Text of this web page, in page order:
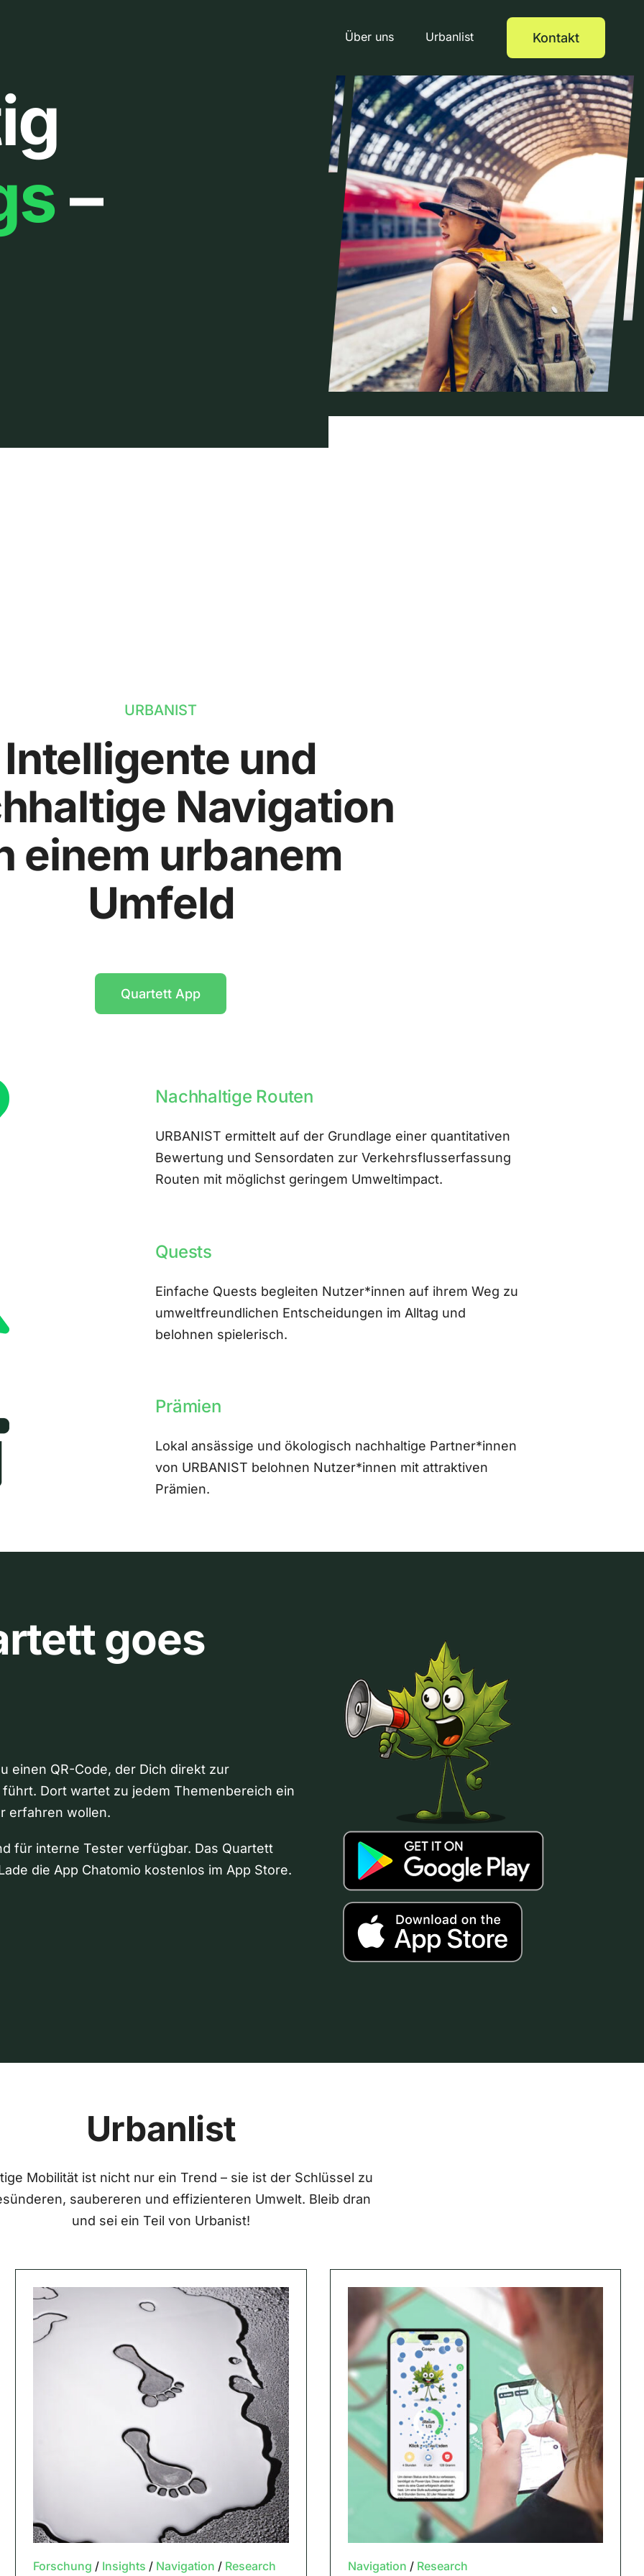
Über uns Urbanlist Kontakt
–
URBANIST
Intelligente und
Navigation
einem urbanem
Umfeld
Quartett App
Nachhaltige Routen
URBANIST ermittelt auf der Grundlage einer quantitativen
Bewertung und Sensordaten zur Verkehrsflusserfassung
Routen mit möglichst geringem Umweltimpact.
Quests
Einfache Quests begleiten Nutzer*innen auf ihrem Weg zu
umweltfreundlichen Entscheidungen im Alltag und
belohnen spielerisch.
Prämien
Lokal ansässige und ökologisch nachhaltige Partner*innen
von URBANIST belohnen Nutzer*innen mit attraktiven
Prämien.
goes
einen QR-Code, der Dich direkt zur
Dort wartet zu jedem Themenbereich ein
erfahren wollen.
für interne Tester verfügbar. Das Quartett
die App Chatomio kostenlos im App Store.
Urbanlist
Mobilität ist nicht nur ein Trend – sie ist der Schlüssel zu
saubereren und effizienteren Umwelt. Bleib dran
und sei ein Teil von Urbanist!
Forschung / Insights / Navigation / Research Navigation / Research